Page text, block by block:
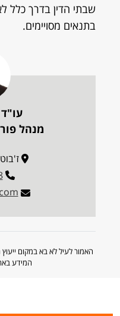
שבתי הדין בדרך כלל
בתנאים מסויימים.
מנהל
האמור לעיל לא בא במקום
המידע